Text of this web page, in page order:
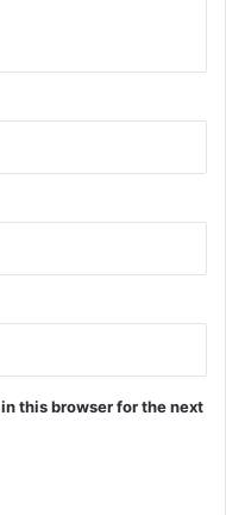
this browser for the next